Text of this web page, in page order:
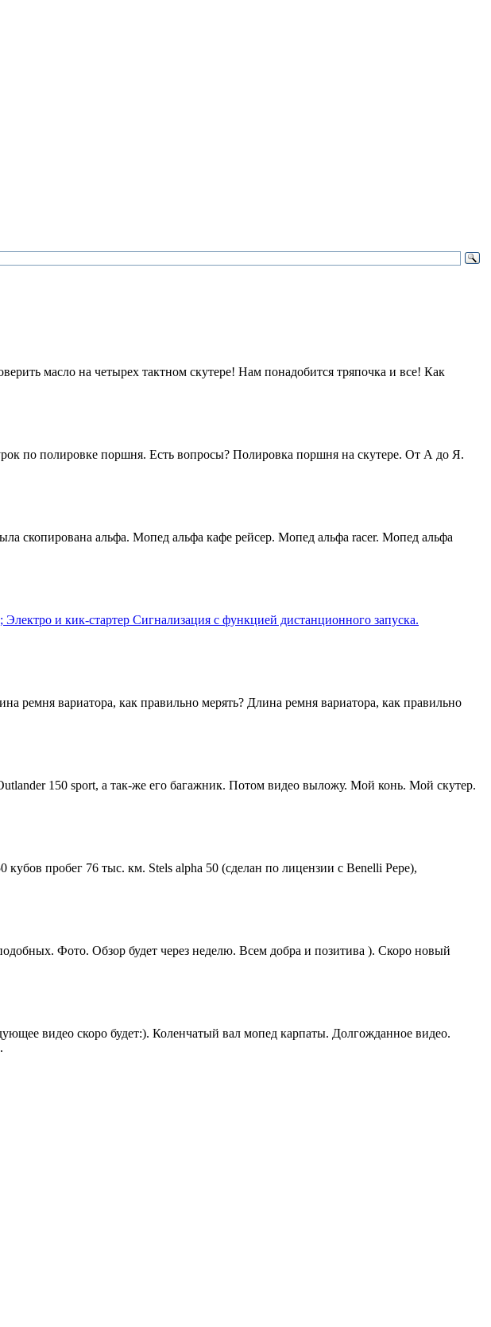
масло на четырех тактном скутере! Нам понадобится тряпочка и все! Как
по полировке поршня. Есть вопросы? Полировка поршня на скутере. От А до Я.
скопирована альфа. Мопед альфа кафе рейсер. Мопед альфа racer. Мопед альфа
и кик-стартер Сигнализация с функцией дистанционного запуска.
ремня вариатора, как правильно мерять? Длина ремня вариатора, как правильно
150 sport, а так-же его багажник. Потом видео выложу. Мой конь. Мой скутер.
пробег 76 тыс. км. Stels alpha 50 (сделан по лицензии с Benelli Pepe),
Фото. Обзор будет через неделю. Всем добра и позитива ). Скоро новый
видео скоро будет:). Коленчатый вал мопед карпаты. Долгожданное видео.